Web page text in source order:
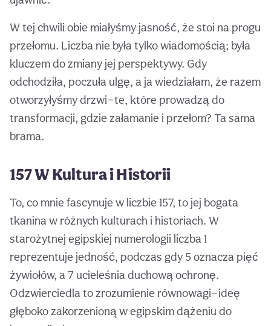
W tej chwili obie miałyśmy jasność, że stoi na progu
przełomu. Liczba nie była tylko wiadomością; była
kluczem do zmiany jej perspektywy. Gdy
odchodziła, poczuła ulgę, a ja wiedziałam, że razem
otworzyłyśmy drzwi—te, które prowadzą do
transformacji, gdzie załamanie i przełom? Ta sama
brama.
157 W Kultura i Historii
To, co mnie fascynuje w liczbie 157, to jej bogata
tkanina w różnych kulturach i historiach. W
starożytnej egipskiej numerologii liczba 1
reprezentuje jedność, podczas gdy 5 oznacza pięć
żywiołów, a 7 ucieleśnia duchową ochronę.
Odzwierciedla to zrozumienie równowagi—ideę
głęboko zakorzenioną w egipskim dążeniu do